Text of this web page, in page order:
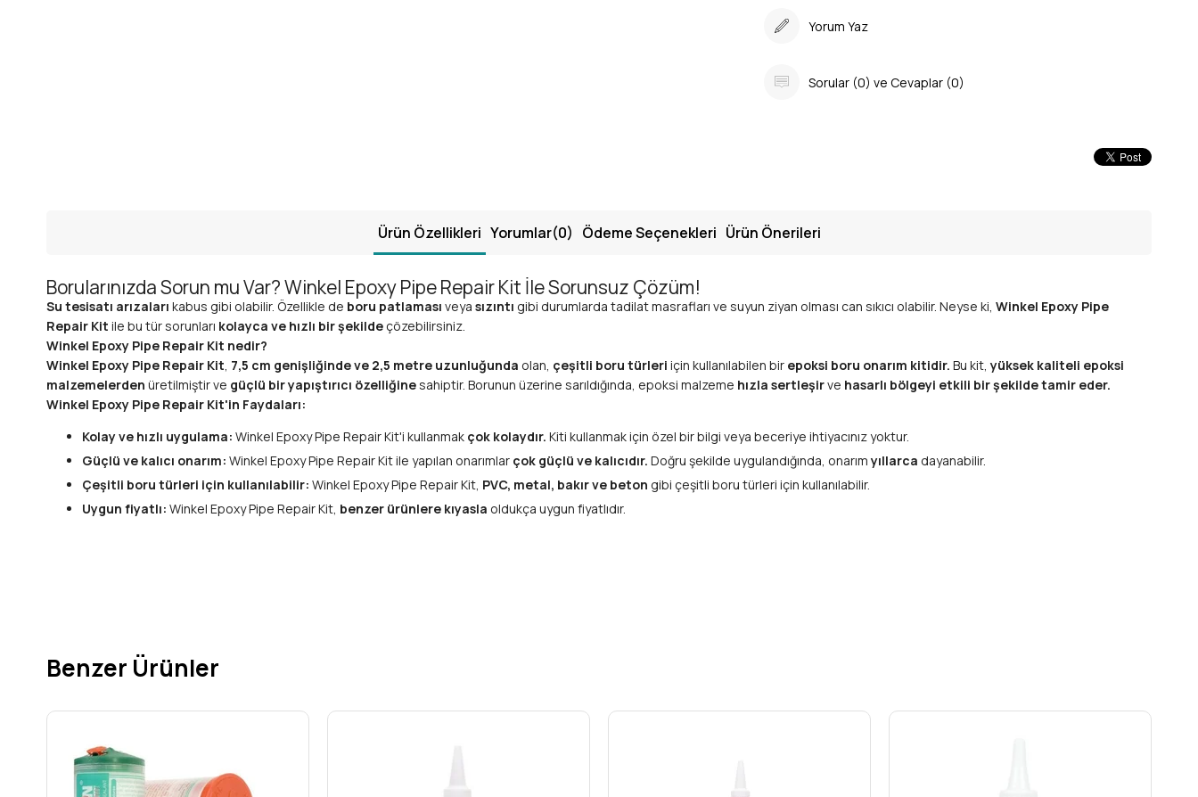
Yorum Yaz
Sorular (0) ve Cevaplar (0)
Ürün Özellikleri Yorumlar(0) Ödeme Seçenekleri Ürün Önerileri
Borularınızda Sorun mu Var? Winkel Epoxy Pipe Repair Kit İle Sorunsuz Çözüm!
Su tesisatı arızaları kabus gibi olabilir. Özellikle de boru patlaması veya sızıntı gibi durumlarda tadilat masrafları ve suyun ziyan olması can sıkıcı olabilir. Neyse ki, Winkel Epoxy Pipe
Repair Kit ile bu tür sorunları kolayca ve hızlı bir şekilde çözebilirsiniz.
Winkel Epoxy Pipe Repair Kit nedir?
Winkel Epoxy Pipe Repair Kit, 7,5 cm genişliğinde ve 2,5 metre uzunluğunda olan, çeşitli boru türleri için kullanılabilen bir epoksi boru onarım kitidir. Bu kit, yüksek kaliteli epoksi
malzemelerden üretilmiştir ve güçlü bir yapıştırıcı özelliğinesahiptir. Borunun üzerine sarıldığında, epoksi malzeme hızla sertleşirve hasarlı bölgeyi etkili bir şekilde tamir eder.
Winkel Epoxy Pipe Repair Kit'in Faydaları:
Kolay ve hızlı uygulama: Winkel Epoxy Pipe Repair Kit'i kullanmak çok kolaydır. Kiti kullanmak için özel bir bilgi veya beceriye ihtiyacınız yoktur.
Güçlü ve kalıcı onarım: Winkel Epoxy Pipe Repair Kit ile yapılan onarımlar çok güçlü ve kalıcıdır. Doğru şekilde uygulandığında, onarım yıllarca dayanabilir.
Çeşitli boru türleri için kullanılabilir: Winkel Epoxy Pipe Repair Kit, PVC, metal, bakır ve beton gibi çeşitli boru türleri için kullanılabilir.
Uygun fiyatlı: Winkel Epoxy Pipe Repair Kit, benzer ürünlere kıyasla oldukça uygun fiyatlıdır.
Epoksinin sertleşmesini bekleyin.
Delik ve çatlakları onarın.
Borularda oluşan aşınmayı ve yıpranmayı giderin.
Boru eklerini güçlendirin.
Benzer Ürünler